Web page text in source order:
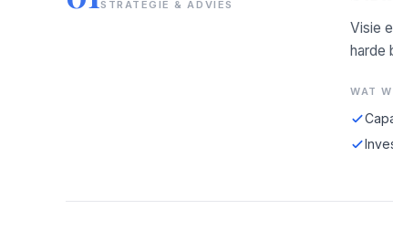
STRATEGIE & ADVIES
Visie
harde
WAT